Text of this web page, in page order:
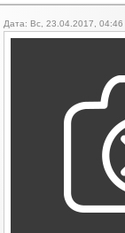
Дата: Вс, 23.04.2017,